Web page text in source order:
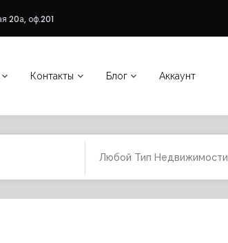
20а, оф.201
Контакты Блог Аккаунт
Любой Тип Недвижимости